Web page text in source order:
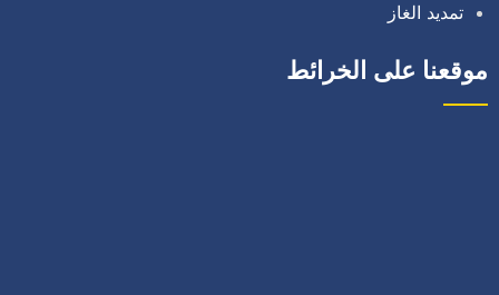
تمديد الغاز
موقعنا على الخرائط